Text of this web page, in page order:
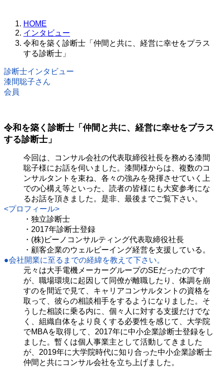
HOME
インタビュー
令和を築く診断士「仲間と共に、経営に幸せをプラス
する診断士」
診断士インタビュー
漆間聡子さん
会員
令和を築く診断士「仲間と共に、経営に幸せをプラス
する診断士」
今回は、コンサル会社の代表取締役社長を務める漆間
聡子様にお話を伺いました。漆間様からは、複数のコ
ンサルタントを束ね、各々の強みを発揮させていく上
での心構え等といった、読者の皆様にも大変参考にな
るお話を頂きました。是非、最後までご覧下さい。
<プロフィール>
・独立診断士
・2017年診断士登録
・(株)ビーノコンサルティング代表取締役社長
・顧客企業のウェルビーイング経営を支援している。
●会社開業に至るまでの経緯を教えて下さい。
元々は大手電機メーカーグループのSEだったのです
が、職場環境に起因して同僚が離職したり、体調を崩
すのを間近で見て、キャリアコンサルタントの資格を
取って、彼らの相談相手をするようになりました。そ
うした相談に乗る内に、個々人に対する支援だけでな
く、組織自体をより良くする必要性を感じて、大学院
でMBAを取得して、2017年に中小企業診断士登録をし
ました。暫くは個人事業主として活動してきました
が、2019年に大学院時代に知り合った中小企業診断士
仲間と共にコンサル会社を立ち上げました。